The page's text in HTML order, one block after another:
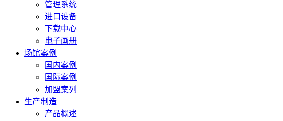
管理系统
进口设备
下载中心
电子画册
场馆案例
国内案例
国际案例
加盟案列
生产制造
产品概述